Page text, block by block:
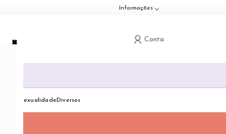
Informações
Conta
Toggle dropdown
SexualidadeToggle dropdown
DiversosToggle dropdown
×